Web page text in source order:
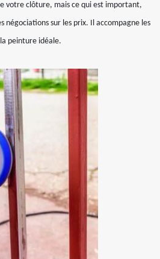
votre clôture, mais ce qui est important,
négociations sur les prix. Il accompagne les
peinture idéale.